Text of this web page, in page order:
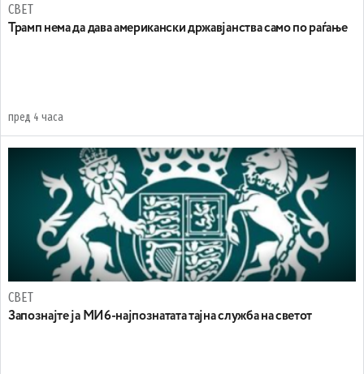
СВЕТ
Трамп нема да дава американски државјанства само по раѓање
пред 4 часа
СВЕТ
Запознајте ја МИ6-најпознатата тајна служба на светот